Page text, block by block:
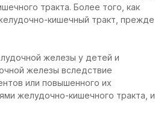
тракта. Более того, как
кишечный тракт, прежде
железы у детей и
железы вследствие
или повышенного их
желудочно-кишечного тракта, и